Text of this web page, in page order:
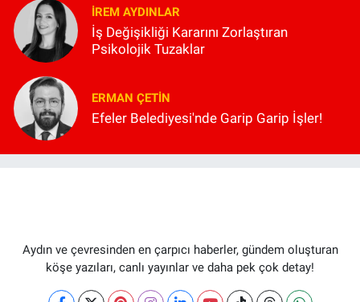
İREM AYDINLAR
İş Değişikliği Kararını Zorlaştıran
Psikolojik Tuzaklar
ERMAN ÇETIN
Efeler Belediyesi'nde Garip Garip İşler!
Aydın ve çevresinden en çarpıcı haberler, gündem oluşturan
köşe yazıları, canlı yayınlar ve daha pek çok detay!